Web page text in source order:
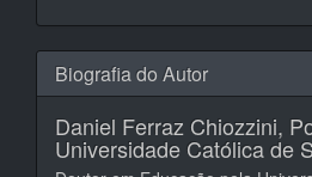
Biografia do Autor
Daniel Ferraz Chiozzini,
Universidade Católica de